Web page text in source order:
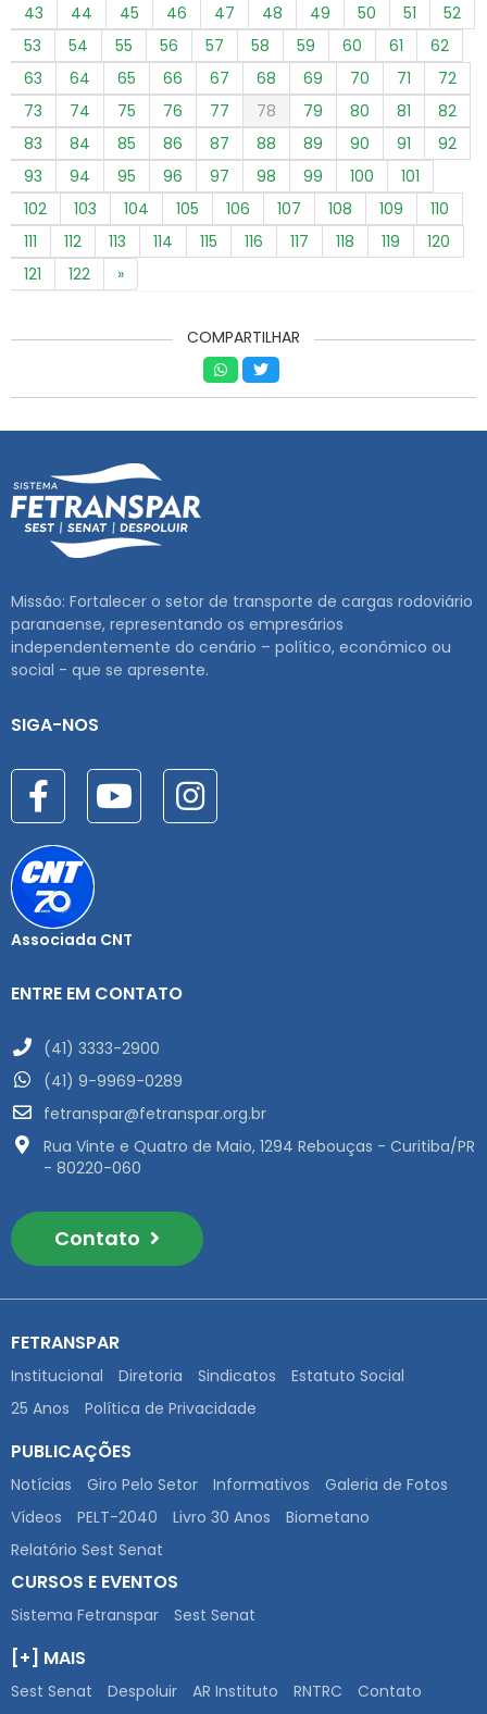
43
44 45 46 47 48 49 50 51
52
53
54 55 56 57 58 59 60 61
62
63
64 65 66 67 68 69 70 71
72
73
74 75 76 77 78 79 80 81
82
83
84 85 86 87 88 89 90 91
92
93
94 95 96 97 98 99 100
101
102
103 104 105 106 107 108 109
110
111
112 113 114 115 116 117 118 119
120
121
122 »
COMPARTILHAR
Missão: Fortalecer o setor de transporte de cargas rodoviário
paranaense, representando os empresários
independentemente do cenário – político, econômico ou
social - que se apresente.
SIGA-NOS
Associada CNT
ENTRE EM CONTATO
(41) 3333-2900
(41) 9-9969-0289
fetranspar@fetranspar.org.br
Rua Vinte e Quatro de Maio, 1294 Rebouças - Curitiba/PR
- 80220-060
Contato
FETRANSPAR
Institucional Diretoria Sindicatos
Estatuto Social
25 Anos
Política de Privacidade
PUBLICAÇÕES
Notícias Giro Pelo Setor Informativos
Galeria de Fotos
Vídeos
PELT-2040 Livro 30 Anos
Biometano
Relatório Sest Senat
CURSOS E EVENTOS
Sistema Fetranspar Sest Senat
[+] MAIS
Sest Senat Despoluir AR Instituto RNTRC Contato